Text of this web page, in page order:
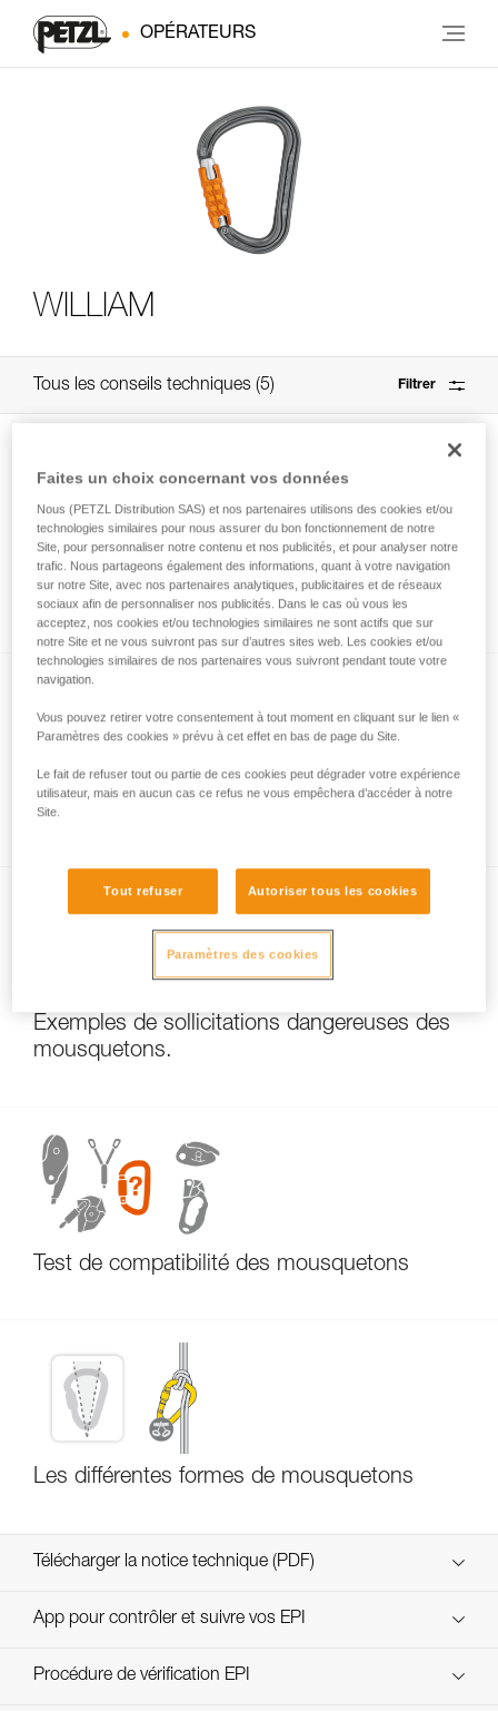
OPÉRATEURS
WILLIAM
Tous les conseils techniques 5 Filtrer
Les systèmes de verrouillage de
mousquetons
L’essentiel à propos des mousquetons
Exemples de sollicitations dangereuses des
mousquetons.
Test de compatibilité des mousquetons
Les différentes formes de mousquetons
Télécharger la notice technique (PDF)
Technical Notice
App pour contrôler et suivre vos EPI
découvrez ePPEcentre
Procédure de vérification EPI
Faites un choix concernant vos données
Nous (PETZL Distribution SAS) et nos partenaires utilisons des cookies et/ou
technologies similaires pour nous assurer du bon fonctionnement de notre
Site, pour personnaliser notre contenu et nos publicités, et pour analyser notre
trafic. Nous partageons également des informations, quant à votre navigation
sur notre Site, avec nos partenaires analytiques, publicitaires et de réseaux
sociaux afin de personnaliser nos publicités. Dans le cas où vous les
acceptez, nos cookies et/ou technologies similaires ne sont actifs que sur
notre Site et ne vous suivront pas sur d’autres sites web. Les cookies et/ou
technologies similaires de nos partenaires vous suivront pendant toute votre
navigation.
Vous pouvez retirer votre consentement à tout moment en cliquant sur le lien «
Paramètres des cookies » prévu à cet effet en bas de page du Site.
Le fait de refuser tout ou partie de ces cookies peut dégrader votre expérience
utilisateur, mais en aucun cas ce refus ne vous empêchera d’accéder à notre
Site.
Tout refuser Autoriser tous les cookies
Paramètres des cookies